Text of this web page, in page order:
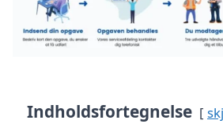
Indholdsfortegnelse